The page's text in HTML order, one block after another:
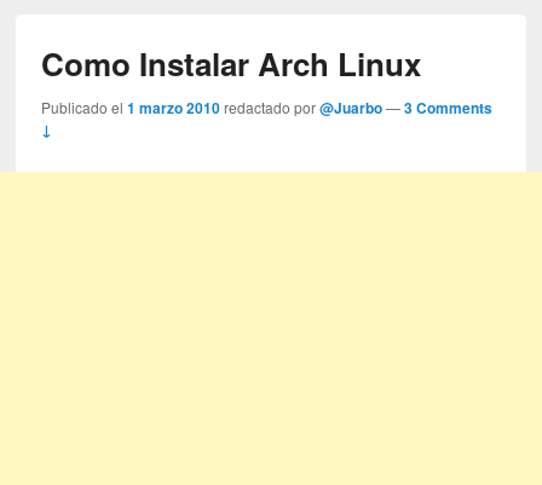
Como Instalar Arch Linux
Publicado el1 marzo 2010 redactado por@Juarbo —3 Comments
↓